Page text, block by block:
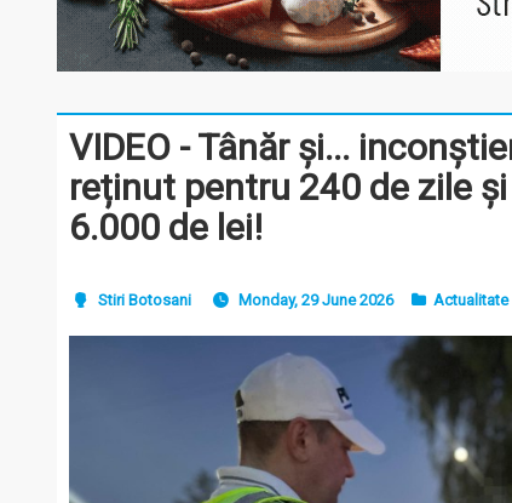
VIDEO - Tânăr și...
reținut pentru 240 de zile
6.000 de lei!
Stiri Botosani Monday, 29 June 2026 Actualitate